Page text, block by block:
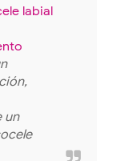
labial
un